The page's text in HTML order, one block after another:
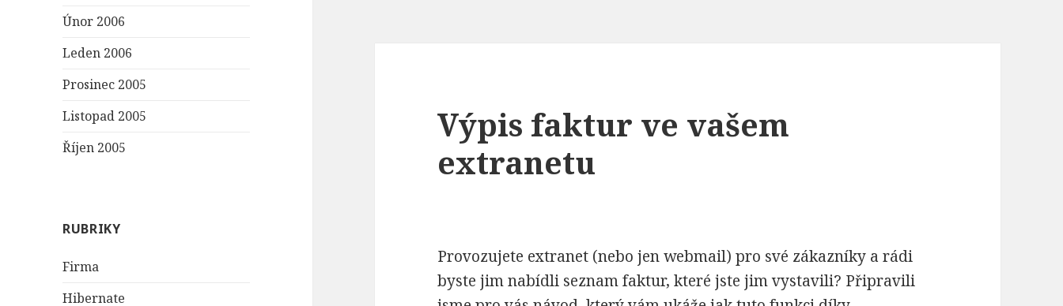
Únor 2006
Leden 2006
Prosinec 2005
Listopad 2005
Říjen 2005
RUBRIKY
Firma
Hibernate
Výpis faktur ve vašem
extranetu
Provozujete extranet (nebo jen webmail) pro své zákazníky a rádi
byste jim nabídli seznam faktur, které jste jim vystavili? Připravili